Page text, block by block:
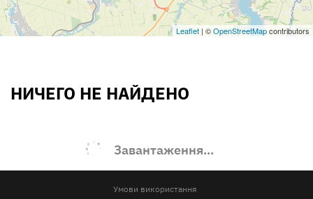
Leaflet | ©OpenStreetMapcontributors
НИЧЕГО НЕ НАЙДЕНО
Завантаження...
Умови використання